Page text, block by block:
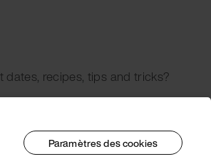
dates, recipes, tips and tricks?
Paramètres des cookies